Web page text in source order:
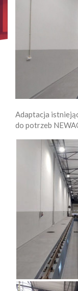
Adaptacja
do potrzeb